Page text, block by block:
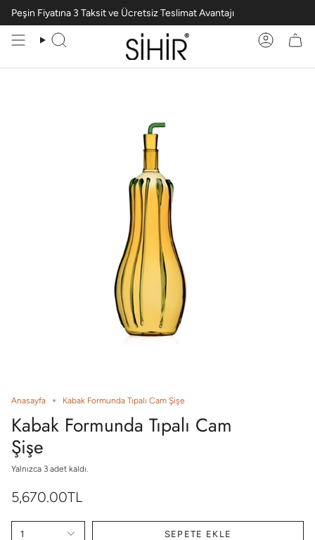
Peşin Fiyatına 3 Taksit ve Ücretsiz Teslimat Avantajı
Ara Hesabım
Anasayfa Kabak Formunda Tıpalı Cam Şişe
Kabak Formunda Tıpalı Cam
Şişe
Yalnızca 3 adet kaldı.
5,670.00TL
1 SEPETE EKLE